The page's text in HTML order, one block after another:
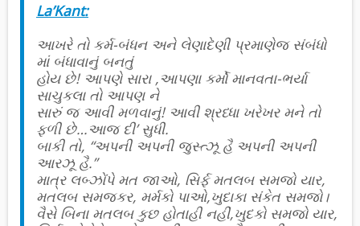
La’Kant:
આખરે તો કર્મ-બંધન અને લેણાદેણી પ્રમાણેજ સંબંધો
માં બંધાવાનું બનતું
હોય છે! આપણે સારા ,આપણા કર્મો માનવતા-ભર્યા
સાચુકલા તો આપણ ને
સારું જ આવી મળવાનું! આવી શ્રધ્ધા ખરેખર મને તો
ફળી છે…આજ દી’ સુધી.
બાકી તો, “અપની અપની જુસ્ત્ઝૂ હૈ અપની અપની
આરઝૂ હૈ.”
માત્ર લબ્ઝોંપે મત જાઓ, સિર્ફ મતલબ સમજો યાર,
મતલબ સમજકર, મર્મકો પાઓ,ખુદાકા સંકેત સમજો।
વૈસે બિના મતલબ કુછ હોતાહી નહીં,ખુદકો સમજો યાર,